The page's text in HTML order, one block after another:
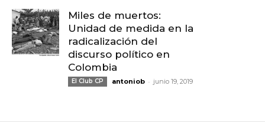
Miles de muertos:
Unidad de medida en la
radicalización del
discurso político en
Colombia
El Club CP antoniob - junio 19, 2019